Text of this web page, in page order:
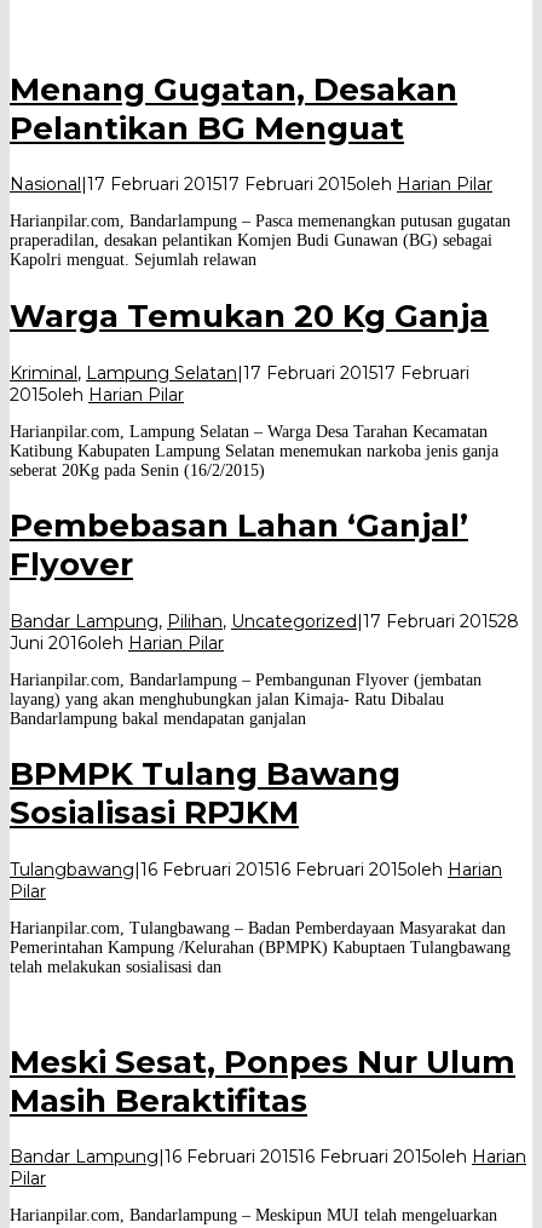
Menang Gugatan, Desakan
Pelantikan BG Menguat
Nasional 17 Februari 201517 Februari 2015oleh Harian Pilar
Harianpilar.com, Bandarlampung – Pasca memenangkan putusan gugatan
praperadilan, desakan pelantikan Komjen Budi Gunawan (BG) sebagai
Kapolri menguat. Sejumlah relawan
Warga Temukan 20 Kg Ganja
Kriminal, Lampung Selatan|17 Februari 201517 Februari
2015oleh Harian Pilar
Harianpilar.com, Lampung Selatan – Warga Desa Tarahan Kecamatan
Katibung Kabupaten Lampung Selatan menemukan narkoba jenis ganja
seberat 20Kg pada Senin (16/2/2015)
Pembebasan Lahan ‘Ganjal’
Flyover
Bandar Lampung, Pilihan, Uncategorized|17 Februari 201528
Juni 2016oleh Harian Pilar
Harianpilar.com, Bandarlampung – Pembangunan Flyover (jembatan
layang) yang akan menghubungkan jalan Kimaja- Ratu Dibalau
Bandarlampung bakal mendapatan ganjalan
BPMPK Tulang Bawang
Sosialisasi RPJKM
Tulangbawang|16 Februari 201516 Februari 2015oleh Harian
Pilar
Harianpilar.com, Tulangbawang – Badan Pemberdayaan Masyarakat dan
Pemerintahan Kampung /Kelurahan (BPMPK) Kabuptaen Tulangbawang
telah melakukan sosialisasi dan
Meski Sesat, Ponpes Nur Ulum
Masih Beraktifitas
Bandar Lampung|16 Februari 201516 Februari 2015oleh Harian
Pilar
Harianpilar.com, Bandarlampung – Meskipun MUI telah mengeluarkan